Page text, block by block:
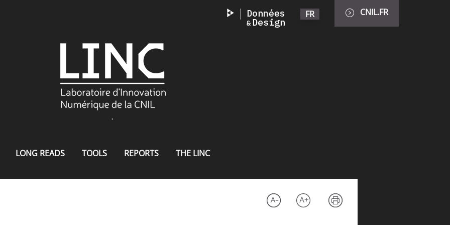
FR CNIL.FR
.
LONG READS TOOLS REPORTS THE LINC